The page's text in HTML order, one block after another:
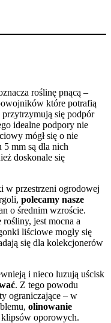
roślinę pnącą –
które potrafią
się podpór
idealne podpory nie
mógł się o nie
5 mm są dla nich
doskonale się
w przestrzeni ogrodowej
polecamy nasze
o średnim wzroście.
jest mocna a
liściowe mogły się
się dla kolekcjonerów
i nieco luzują uścisk
. Z tego powodu
ograniczające – w
olinowanie
oporowych.